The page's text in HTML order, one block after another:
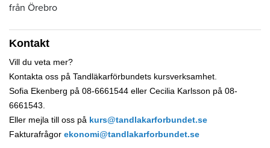
från Örebro
Kontakt
Vill du veta mer?
Kontakta oss på Tandläkarförbundets kursverksamhet.
Sofia Ekenberg på 08-6661544 eller Cecilia Karlsson på 08-
6661543.
Eller mejla till oss på kurs@tandlakarforbundet.se
Fakturafrågor ekonomi@tandlakarforbundet.se